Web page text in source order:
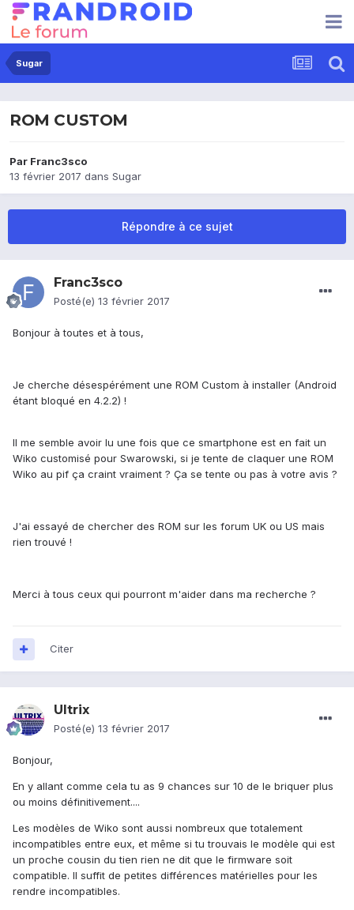
Sugar
ROM CUSTOM
Par Franc3sco
13 février 2017 dans Sugar
Répondre à ce sujet
Franc3sco
Posté(e) 13 février 2017
Bonjour à toutes et à tous,
Je cherche désespérément une ROM Custom à installer (Android
étant bloqué en 4.2.2) !
Il me semble avoir lu une fois que ce smartphone est en fait un
Wiko customisé pour Swarowski, si je tente de claquer une ROM
Wiko au pif ça craint vraiment ? Ça se tente ou pas à votre avis ?
J'ai essayé de chercher des ROM sur les forum UK ou US mais
rien trouvé !
Merci à tous ceux qui pourront m'aider dans ma recherche ?
Citer
Ultrix
Posté(e) 13 février 2017
Bonjour,
En y allant comme cela tu as 9 chances sur 10 de le briquer plus
ou moins définitivement....
Les modèles de Wiko sont aussi nombreux que totalement
incompatibles entre eux, et même si tu trouvais le modèle qui est
un proche cousin du tien rien ne dit que le firmware soit
compatible. Il suffit de petites différences matérielles pour les
rendre incompatibles.